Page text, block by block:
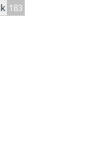
183